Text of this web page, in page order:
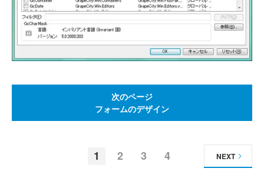
次のページ
フォームのデザイン
1 2 3 4 NEXT